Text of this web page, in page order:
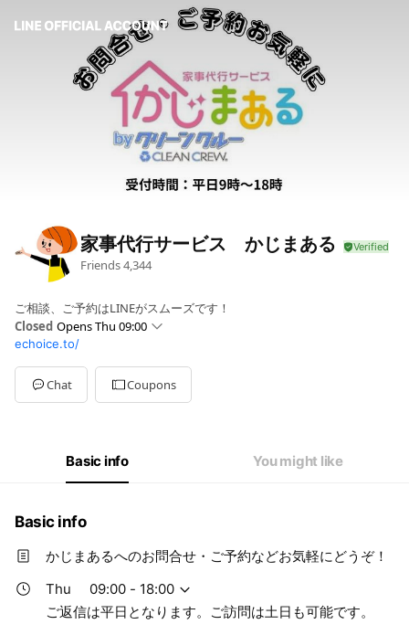
家事代行サービス かじまある
Friends4,344
ご相談、ご予約はLINEがスムーズです！
Closed Opens Thu 09:00
SunClosed
Mon09:00 - 18:00
Tue09:00 - 18:00
Wed09:00 - 18:00
ご返信は平日となります。ご訪問は土日も可能です。
echoice.to/
Chat Coupons
Basic info You might like
Basic info
かじまあるへのお問合せ・ご予約などお気軽にどうぞ！
Thu
09:00 - 18:00
ご返信は平日となります。ご訪問は土日も可能です。